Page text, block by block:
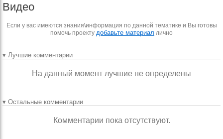
Видео
Если у вас имеются знания\информация по данной тематике и Вы готовы
помочь проекту добавьте материал лично
▾ Лучшие комментарии
На данный момент лучшие не определены
▾ Остальные комментарии
Комментарии пока отсутствуют.